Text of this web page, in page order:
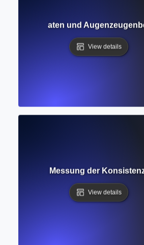
Originaldaten und
View details
Messung der
View details